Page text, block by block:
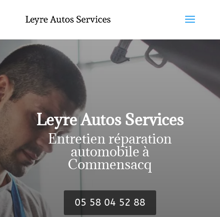
Leyre Autos Services
Entretien réparation
automobile à
Commensacq
05 58 04 52 88